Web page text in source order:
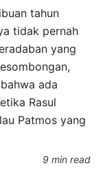
tahun
tidak pernah
yang
ada
Rasul
Patmos yang
9 min read